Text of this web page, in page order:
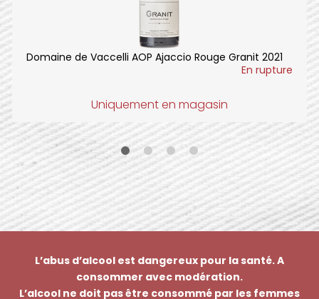
Domaine de Vaccelli AOP Ajaccio Rouge Granit 2021
En rupture
Uniquement en magasin
L’abus d’alcool est dangereux pour la santé. A
consommer avec modération.
L’alcool ne doit pas être consommé par les femmes